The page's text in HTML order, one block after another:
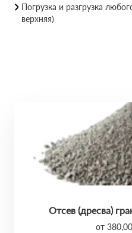
Погрузка и разгрузка
верхняя)
Отсев (дресва)
от